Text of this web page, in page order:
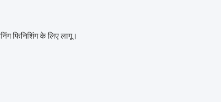
फिनिशिंग के लिए लागू।